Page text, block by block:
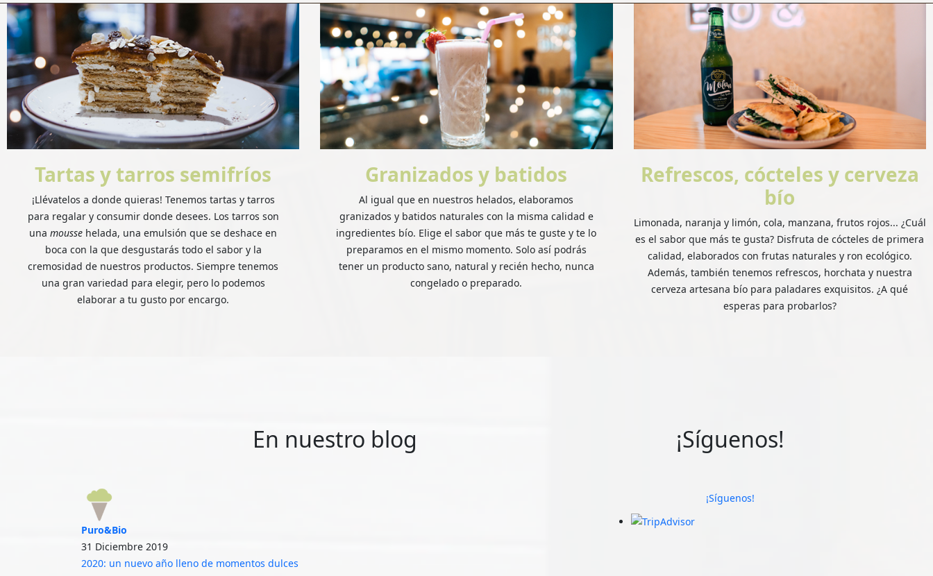
Tartas y tarros semifríos
¡Llévatelos a donde quieras! Tenemos tartas y tarros
para regalar y consumir donde desees. Los tarros son
unamousse helada, una emulsión que se deshace en
boca con la que desgustarás todo el sabor y la
cremosidad de nuestros productos. Siempre tenemos
una gran variedad para elegir, pero lo podemos
elaborar a tu gusto por encargo.
Granizados y batidos
Al igual que en nuestros helados, elaboramos
granizados y batidos naturales con la misma calidad e
ingredientes bío. Elige el sabor que más te guste y te lo
preparamos en el mismo momento. Solo así podrás
tener un producto sano, natural y recién hecho, nunca
congelado o preparado.
Refrescos, cócteles y cerveza
bío
Limonada, naranja y limón, cola, manzana, frutos rojos... ¿Cuál
es el sabor que más te gusta? Disfruta de cócteles de primera
calidad, elaborados con frutas naturales y ron ecológico.
Además, también tenemos refrescos, horchata y nuestra
cerveza artesana bío para paladares exquisitos. ¿A qué
esperas para probarlos?
En nuestro blog
Puro&Bio
31 Diciembre 2019
2020: un nuevo año lleno de momentos dulces
¡Síguenos!
¡Síguenos!